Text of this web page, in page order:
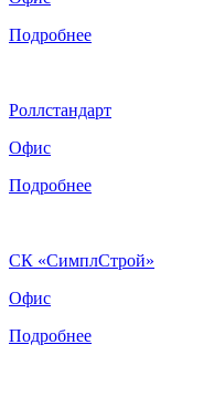
Подробнее
Роллстандарт
Офис
Подробнее
СК «СимплСтрой»
Офис
Подробнее